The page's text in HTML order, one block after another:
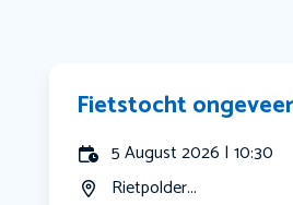
Fietstocht
5 August 2026 | 10:30
Rietpolder...